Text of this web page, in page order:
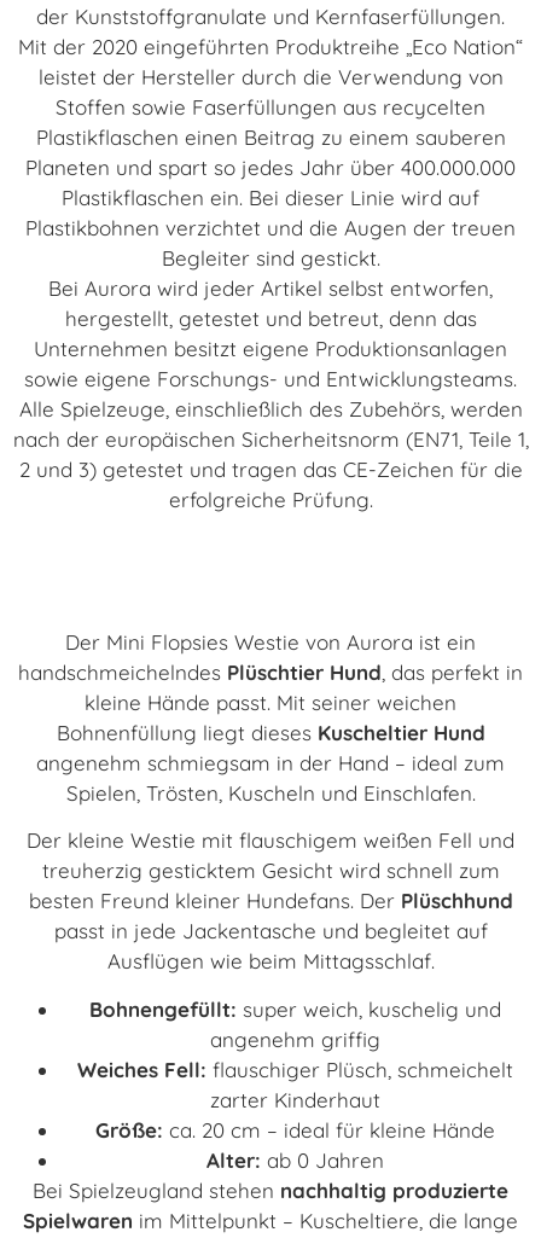
der Kunststoffgranulate und Kernfaserfüllungen.
Mit der 2020 eingeführten Produktreihe „Eco Nation“
leistet der Hersteller durch die Verwendung von
Stoffen sowie Faserfüllungen aus recycelten
Plastikflaschen einen Beitrag zu einem sauberen
Planeten und spart so jedes Jahr über 400.000.000
Plastikflaschen ein. Bei dieser Linie wird auf
Plastikbohnen verzichtet und die Augen der treuen
Begleiter sind gestickt.
Bei Aurora wird jeder Artikel selbst entworfen,
hergestellt, getestet und betreut, denn das
Unternehmen besitzt eigene Produktionsanlagen
sowie eigene Forschungs- und Entwicklungsteams.
Alle Spielzeuge, einschließlich des Zubehörs, werden
nach der europäischen Sicherheitsnorm (EN71, Teile 1,
2 und 3) getestet und tragen das CE-Zeichen für die
erfolgreiche Prüfung.
Der Mini Flopsies Westie von Aurora ist ein
handschmeichelndes Plüschtier Hund , das perfekt in
kleine Hände passt. Mit seiner weichen
Bohnenfüllung liegt dieses Kuscheltier Hund
angenehm schmiegsam in der Hand – ideal zum
Spielen, Trösten, Kuscheln und Einschlafen.
Der kleine Westie mit flauschigem weißen Fell und
treuherzig gesticktem Gesicht wird schnell zum
besten Freund kleiner Hundefans. Der Plüschhund
passt in jede Jackentasche und begleitet auf
Ausflügen wie beim Mittagsschlaf.
Bohnengefüllt: super weich, kuschelig und
angenehm griffig
Weiches Fell: flauschiger Plüsch, schmeichelt
zarter Kinderhaut
Größe: ca. 20 cm – ideal für kleine Hände
Alter: ab 0 Jahren
Bei Spielzeugland stehen nachhaltig produzierte
Spielwaren im Mittelpunkt – Kuscheltiere, die lange